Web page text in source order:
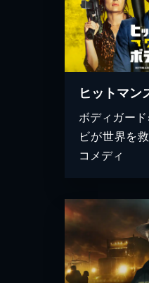
ボディガー
ビが世界を
コメディ